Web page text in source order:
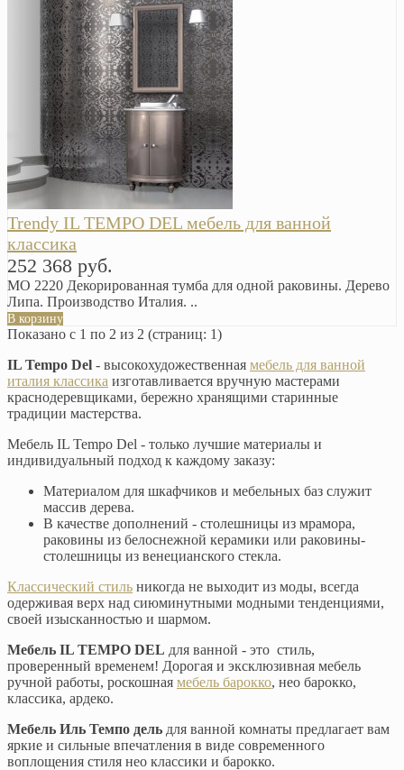
Trendy IL TEMPO DEL мебель для ванной
классика
252 368 руб.
MO 2220 Декорированная тумба для одной раковины. Дерево
Липа. Производство Италия. ..
В корзину
Показано с 1 по 2 из 2 (страниц: 1)
IL Tempo Del - высокохудожественная мебель для ванной
италия классика изготавливается вручную мастерами
краснодеревщиками, бережно хранящими старинные
традиции мастерства.
Мебель IL Tempo Del - только лучшие материалы и
индивидуальный подход к каждому заказу:
Материалом для шкафчиков и мебельных баз служит
массив дерева.
В качестве дополнений - столешницы из мрамора,
раковины из белоснежной керамики или раковины-
столешницы из венецианского стекла.
Классический стиль никогда не выходит из моды, всегда
одерживая верх над сиюминутными модными тенденциями,
своей изысканностью и шармом.
Мебель IL TEMPO DEL для ванной - это стиль,
проверенный временем! Дорогая и эксклюзивная мебель
ручной работы, роскошная мебель барокко, нео барокко,
классика, ардеко.
Мебель Иль Темпо дель для ванной комнаты предлагает вам
яркие и сильные впечатления в виде современного
воплощения стиля нео классики и барокко.